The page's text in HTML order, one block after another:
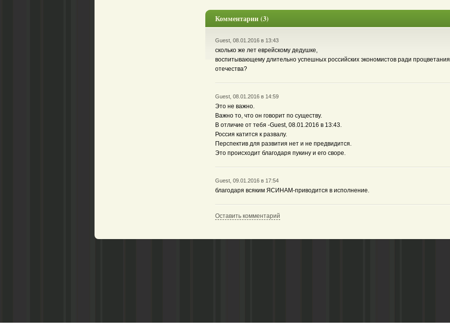
Комментарии (3)
Guest, 08.01.2016 в 13:43
сколько же лет еврейскому дедушке,
воспитывающему длительно успешных российских экономистов ради процветания
отечества?
Guest, 08.01.2016 в 14:59
Это не важно.
Важно то, что он говорит по существу.
В отличие от тебя -Guest, 08.01.2016 в 13:43.
Россия катится к развалу.
Перспектив для развития нет и не предвидится.
Это происходит благодаря пукину и его своре.
Guest, 09.01.2016 в 17:54
благодаря всяким ЯСИНАМ-приводится в исполнение.
Оставить комментарий